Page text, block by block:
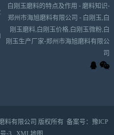
白刚玉磨料的特点及作用 - 磨料知识-
郑州市海旭磨料有限公司 - 白刚玉,白
刚玉磨料,白刚玉价格,白刚玉微粉,白
刚玉生产厂家-郑州市海旭磨料有限公
司
料有限公司 版权所有 备案号： 豫ICP
-3
XML地图